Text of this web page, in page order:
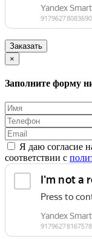
Заказать
×
Заполните форму
Я даю согласие
соответствии с